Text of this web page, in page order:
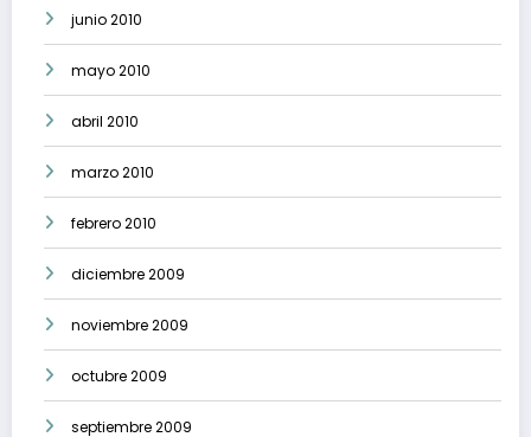
junio 2010
mayo 2010
abril 2010
marzo 2010
febrero 2010
diciembre 2009
noviembre 2009
octubre 2009
septiembre 2009